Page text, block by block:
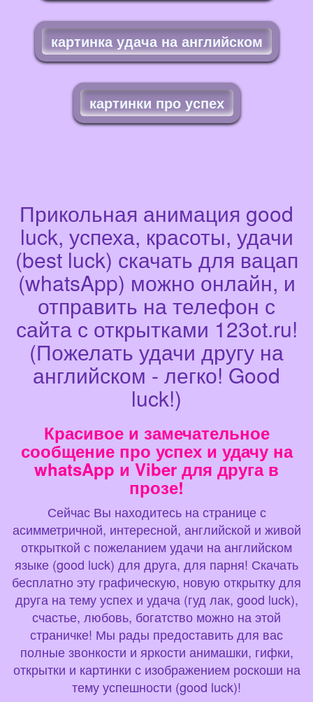
картинка удача на английском
картинки про успех
Прикольная анимация good
luck, успеха, красоты, удачи
(best luck) скачать для вацап
(whatsApp) можно онлайн, и
отправить на телефон с
сайта с открытками 123ot.ru!
(Пожелать удачи другу на
английском - легко! Good
luck!)
Красивое и замечательное
сообщение про успех и удачу на
whatsApp и Viber для друга в
прозе!
Сейчас Вы находитесь на странице с
асимметричной, интересной, английской и живой
открыткой с пожеланием удачи на английском
языке (good luck) для друга, для парня! Скачать
бесплатно эту графическую, новую открытку для
друга на тему успех и удача (гуд лак, good luck),
счастье, любовь, богатство можно на этой
страничке! Мы рады предоставить для вас
полные звонкости и яркости анимашки, гифки,
открытки и картинки с изображением роскоши на
тему успешности (good luck)!